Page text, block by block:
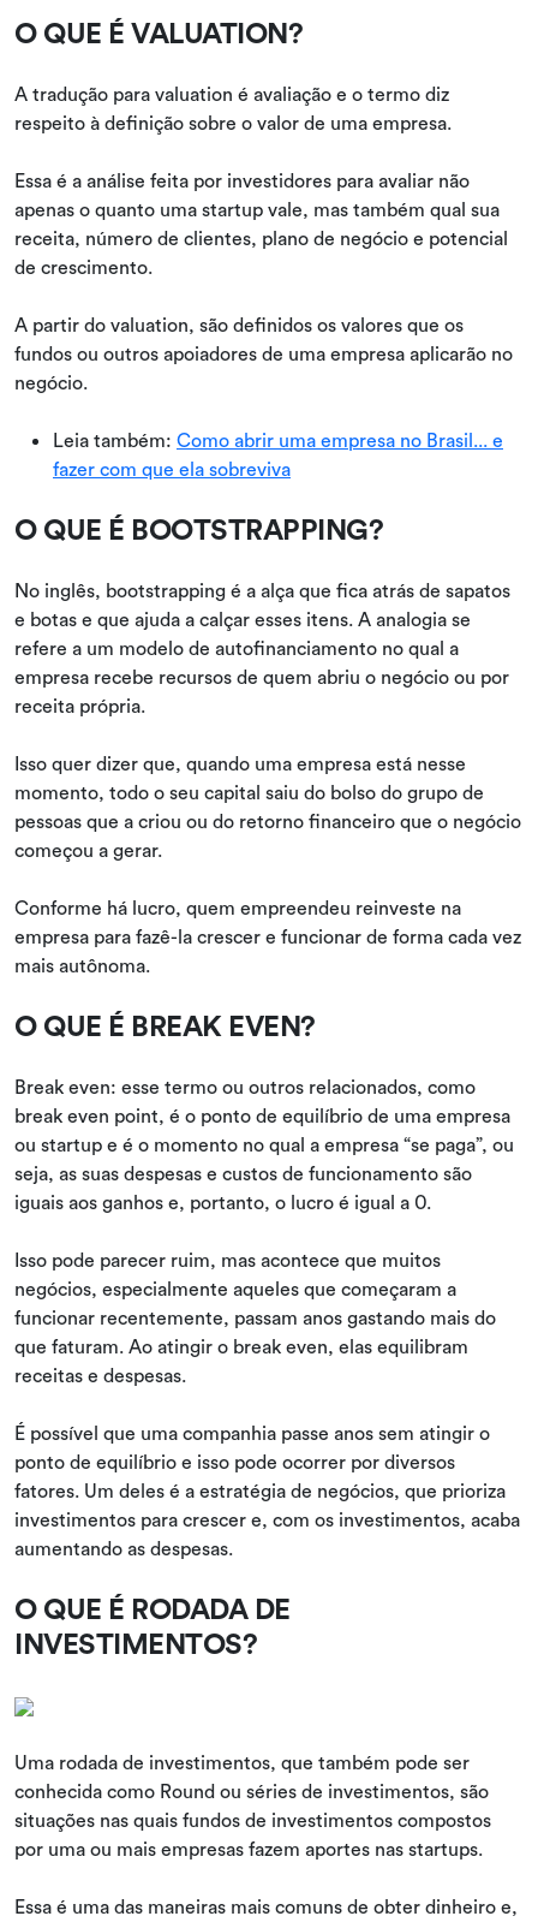
O QUE É VALUATION?
A tradução para valuation é avaliação e o termo diz
respeito à definição sobre o valor de uma empresa.
Essa é a análise feita por investidores para avaliar não
apenas o quanto uma startup vale, mas também qual sua
receita, número de clientes, plano de negócio e potencial
de crescimento.
A partir do valuation, são definidos os valores que os
fundos ou outros apoiadores de uma empresa aplicarão no
negócio.
Leia também: Como abrir uma empresa no Brasil... e
fazer com que ela sobreviva
O QUE É BOOTSTRAPPING?
No inglês, bootstrapping é a alça que fica atrás de sapatos
e botas e que ajuda a calçar esses itens. A analogia se
refere a um modelo de autofinanciamento no qual a
empresa recebe recursos de quem abriu o negócio ou por
receita própria.
Isso quer dizer que, quando uma empresa está nesse
momento, todo o seu capital saiu do bolso do grupo de
pessoas que a criou ou do retorno financeiro que o negócio
começou a gerar.
Conforme há lucro, quem empreendeu reinveste na
empresa para fazê-la crescer e funcionar de forma cada vez
mais autônoma.
O QUE É BREAK EVEN?
Break even: esse termo ou outros relacionados, como
break even point, é o ponto de equilíbrio de uma empresa
ou startup e é o momento no qual a empresa “se paga”, ou
seja, as suas despesas e custos de funcionamento são
iguais aos ganhos e, portanto, o lucro é igual a 0.
Isso pode parecer ruim, mas acontece que muitos
negócios, especialmente aqueles que começaram a
funcionar recentemente, passam anos gastando mais do
que faturam. Ao atingir o break even, elas equilibram
receitas e despesas.
É possível que uma companhia passe anos sem atingir o
ponto de equilíbrio e isso pode ocorrer por diversos
fatores. Um deles é a estratégia de negócios, que prioriza
investimentos para crescer e, com os investimentos, acaba
aumentando as despesas.
O QUE É RODADA DE
INVESTIMENTOS?
Uma rodada de investimentos, que também pode ser
conhecida como Round ou séries de investimentos, são
situações nas quais fundos de investimentos compostos
por uma ou mais empresas fazem aportes nas startups.
Essa é uma das maneiras mais comuns de obter dinheiro e,